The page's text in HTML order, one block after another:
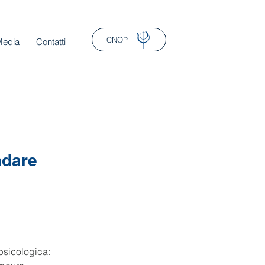
Contatti CNOP